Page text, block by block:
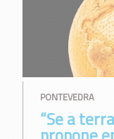
PONTEVEDRA
“Se a